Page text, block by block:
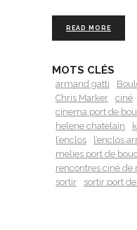
READ MORE
MOTS CLÉS
armand gatti
Chris Marker
ciné
cinema port de
helene chatelain
l’enclos
l’enclos
melies port de bouc
rencontres ciné de
sortir
sortir port